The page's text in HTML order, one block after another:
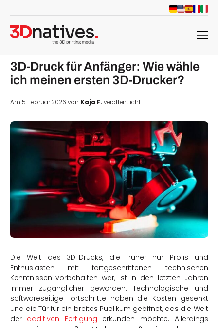
menu
3D-Druck für Anfänger: Wie wähle
ich meinen ersten 3D-Drucker?
Am 5. Februar 2026 von Kaja F. veröffentlicht
Die Welt des 3D-Drucks, die früher nur Profis und
Enthusiasten mit fortgeschrittenen technischen
Kenntnissen vorbehalten war, ist in den letzten Jahren
immer zugänglicher geworden. Technologische und
softwareseitige Fortschritte haben die Kosten gesenkt
und die Tür für ein breites Publikum geöffnet, das die Welt
der additiven Fertigung erkunden möchte. Allerdings